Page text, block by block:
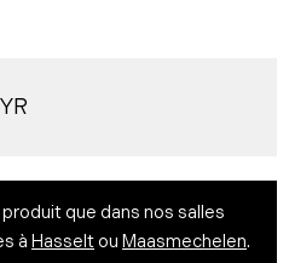
que dans nos salles
à Hasselt ou Maasmechelen.